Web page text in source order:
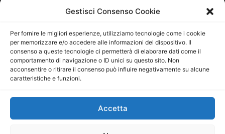
Gestisci Consenso Cookie
Per fornire le migliori esperienze, utilizziamo tecnologie come i cookie
per memorizzare e/o accedere alle informazioni del dispositivo. Il
consenso a queste tecnologie ci permetterà di elaborare dati come il
comportamento di navigazione o ID unici su questo sito. Non
acconsentire o ritirare il consenso può influire negativamente su alcune
caratteristiche e funzioni.
Accetta
29/09/2015
Direttore Editoriale: Maurizio Scaglione
Direttore Responsabile: Maria Calabrese
P.IVA: 06334930820
Mercurio Comunicazione Società Cooperativa a r.l. è